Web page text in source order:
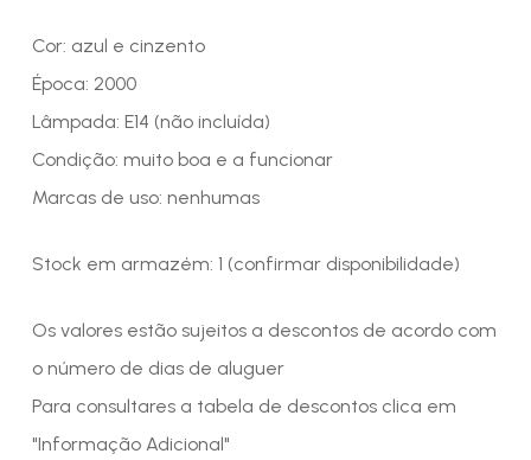
Cor: azul e cinzento
Época: 2000
Lâmpada: E14 (não incluída)
Condição: muito boa e a funcionar
Marcas de uso: nenhumas
Stock em armazém: 1 (confirmar disponibilidade)
Os valores estão sujeitos a descontos de acordo com
o número de dias de aluguer
Para consultares a tabela de descontos clica em
"Informação Adicional"